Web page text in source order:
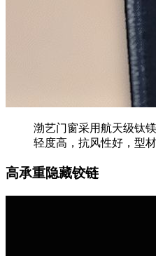
渤艺门窗采用航天级钛
轻度高，抗风性好，型
高承重隐藏铰链